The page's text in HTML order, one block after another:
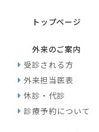
トップページ
外来のご案内
受診される方
外来担当医表
休診・代診
診療予約について